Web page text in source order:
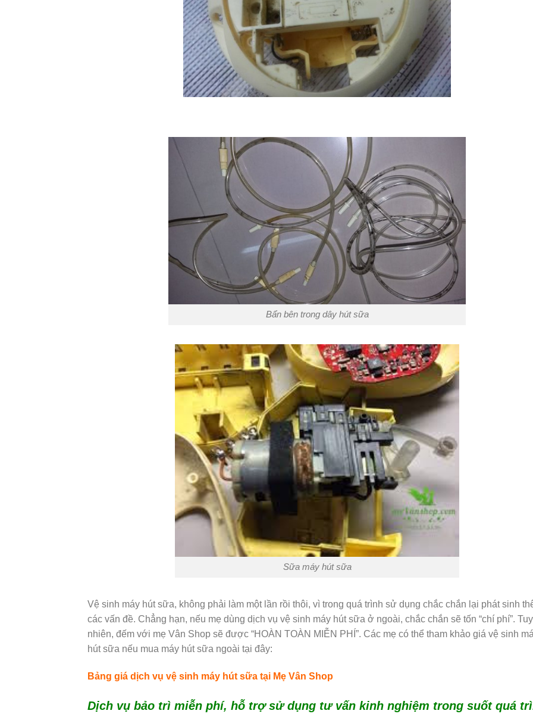
Bẩn bên trong dây hút sữa
Sữa máy hút sữa
Vệ sinh máy hút sữa, không phải làm một lần rồi thôi, vì trong quá trình sử dụng chắc chắn lại phát sinh
các vấn đề. Chẳng hạn, nếu mẹ dùng dịch vụ vệ sinh máy hút sữa ở ngoài, chắc chắn sẽ tốn “chí phí”. Tuy
nhiên, đếm với mẹ Vân Shop sẽ được “HOÀN TOÀN MIỄN PHÍ”. Các mẹ có thể tham khảo giá vệ sinh
hút sữa nếu mua máy hút sữa ngoài tại đây:
Bảng giá dịch vụ vệ sinh máy hút sữa tại Mẹ Vân Shop
Dịch vụ bảo trì miễn phí, hỗ trợ sử dụng tư vấn kinh nghiệm trong suốt quá